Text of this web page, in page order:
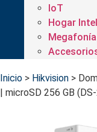
IoT
Hogar
Megafonía
Inicio > Hikvision >
| microSD 256 GB